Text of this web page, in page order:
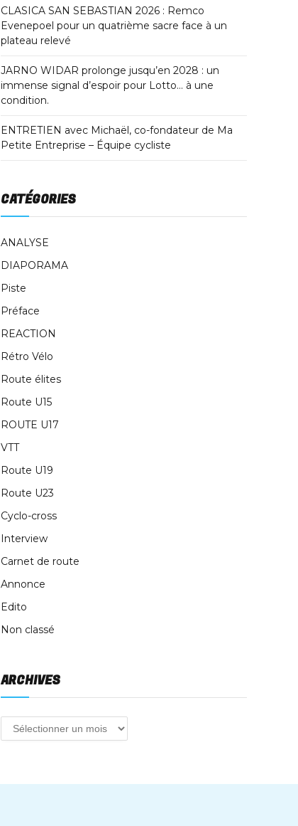
CLASICA SAN SEBASTIAN 2026 : Remco
Evenepoel pour un quatrième sacre face à un
plateau relevé
JARNO WIDAR prolonge jusqu’en 2028 : un
immense signal d’espoir pour Lotto… à une
condition.
ENTRETIEN avec Michaël, co-fondateur de Ma
Petite Entreprise – Équipe cycliste
CATÉGORIES
ANALYSE
DIAPORAMA
Piste
Préface
REACTION
Rétro Vélo
Route élites
Route U15
ROUTE U17
VTT
Route U19
Route U23
Cyclo-cross
Interview
Carnet de route
Annonce
Edito
Non classé
ARCHIVES